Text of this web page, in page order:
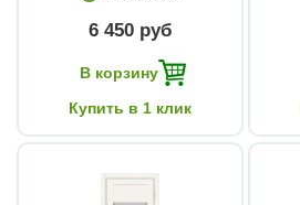
6 450 руб
В корзину
Купить в 1 клик